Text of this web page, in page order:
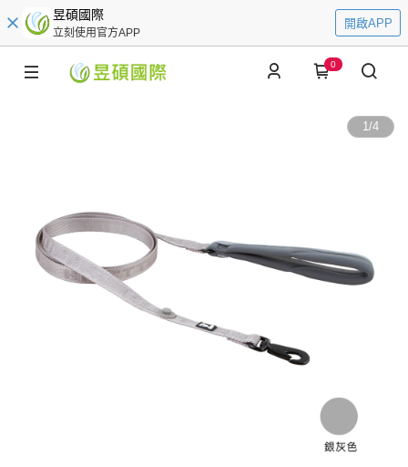
昱碩國際
立刻使用官方APP
開啟APP
0
1/4